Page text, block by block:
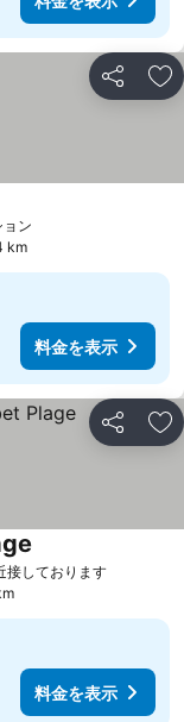
シェア お
ン
km
料金を表示
シェア お
接しております
料金を表示